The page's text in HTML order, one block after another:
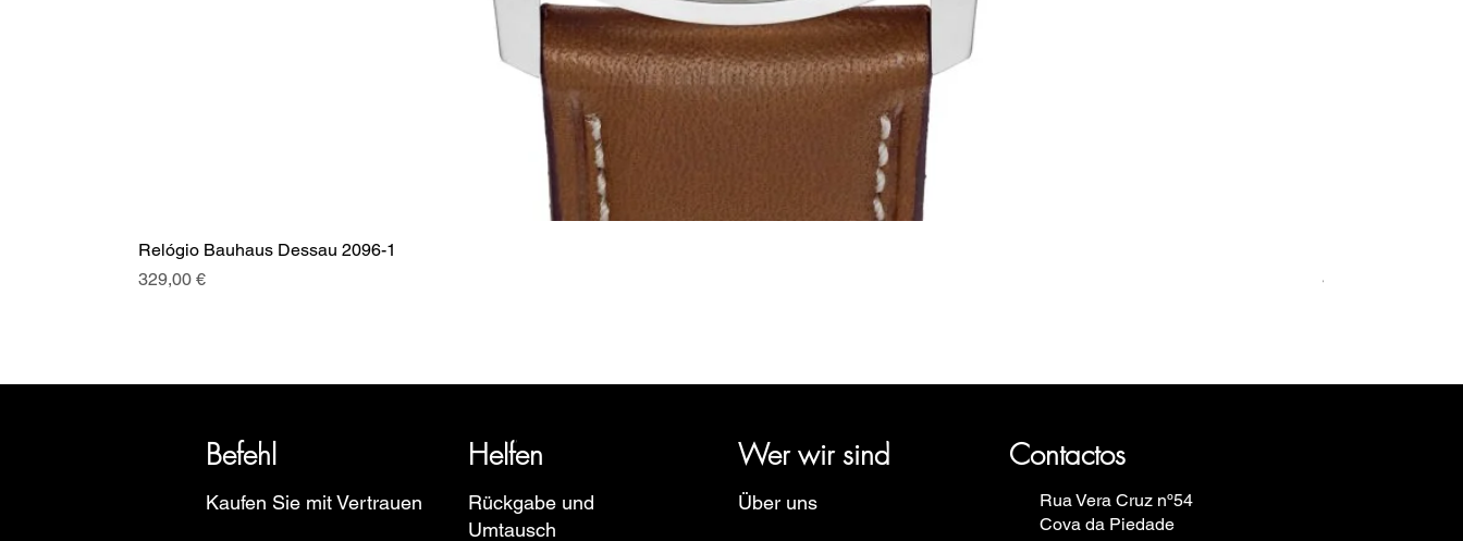
Relógio Bauhaus Dessau 2096-1
Preis
329,00 €
Preis
499,00 €
Befehl Helfen Wer wir sind Contactos
Europe, Ruhla, Martin Braun, Swiss Military, Sturmanskie und Zeppelin.
Kaufen Sie mit Vertrauen
Rückgabe und
Umtausch
Über uns
Rua Vera Cruz nº54
Cova da Piedade